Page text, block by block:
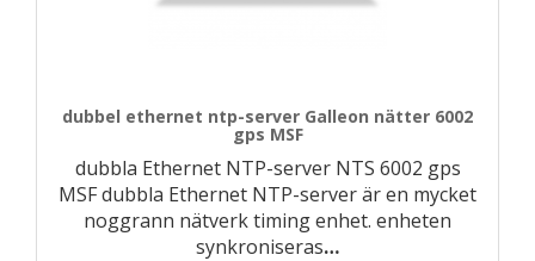
dubbel ethernet ntp-server Galleon nätter 6002
gps MSF
dubbla Ethernet NTP-server NTS 6002 gps
MSF dubbla Ethernet NTP-server är en mycket
noggrann nätverk timing enhet. enheten
synkroniseras…